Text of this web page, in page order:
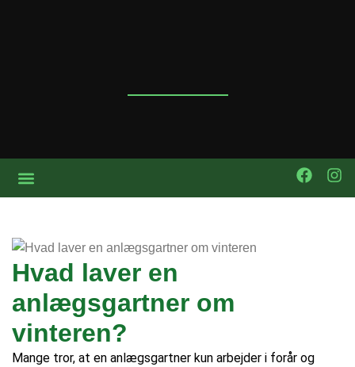
Hvad laver en
anlægsgartner om
vinteren?
Mange tror, at en anlægsgartner kun arbejder i forår og